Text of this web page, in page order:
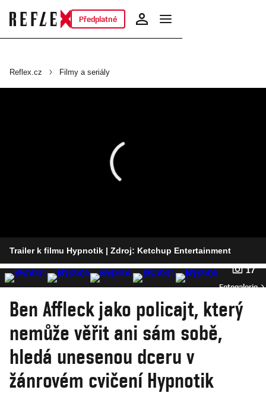
Předplatné
Reflex.cz Filmy a seriály
Trailer k filmu Hypnotik | Zdroj: Ketchup Entertainment
17
Fotogalerie
Ben Affleck jako policajt, který
nemůže věřit ani sám sobě,
hledá unesenou dceru v
žánrovém cvičení Hypnotik